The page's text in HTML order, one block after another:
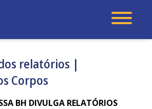
relatórios |
Corpos
BH DIVULGA RELATÓRIOS